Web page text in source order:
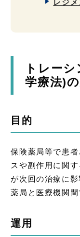
レジ
トレー
学療法)
目的
保険薬局等で患
スや副作用に関
が次回の治療に
薬局と医療機関間
運用